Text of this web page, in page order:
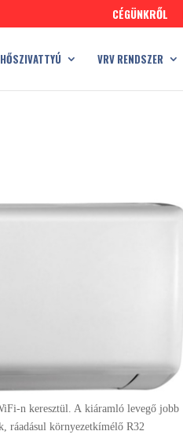
CÉGÜNKRŐL
HŐSZIVATTYÚ VRV RENDSZER
n keresztül. A kiáramló levegő jobb
ráadásul környezetkímélő R32